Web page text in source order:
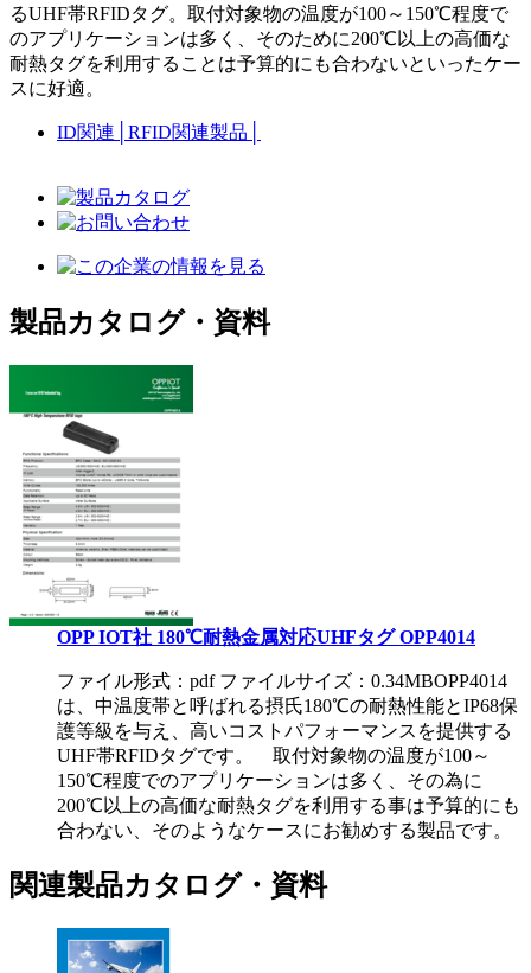
るUHF帯RFIDタグ。取付対象物の温度が100～150℃程度で
のアプリケーションは多く、そのために200℃以上の高価な
耐熱タグを利用することは予算的にも合わないといったケー
スに好適。
ID関連 RFID関連製品
製品カタログ・資料
OPP IOT社 180℃耐熱金属対応UHFタグ OPP4014
ファイル形式：pdf ファイルサイズ：0.34MBOPP4014
は、中温度帯と呼ばれる摂氏180℃の耐熱性能とIP68保
護等級を与え、高いコストパフォーマンスを提供する
UHF帯RFIDタグです。 取付対象物の温度が100～
150℃程度でのアプリケーションは多く、その為に
200℃以上の高価な耐熱タグを利用する事は予算的にも
合わない、そのようなケースにお勧めする製品です。
関連製品カタログ・資料